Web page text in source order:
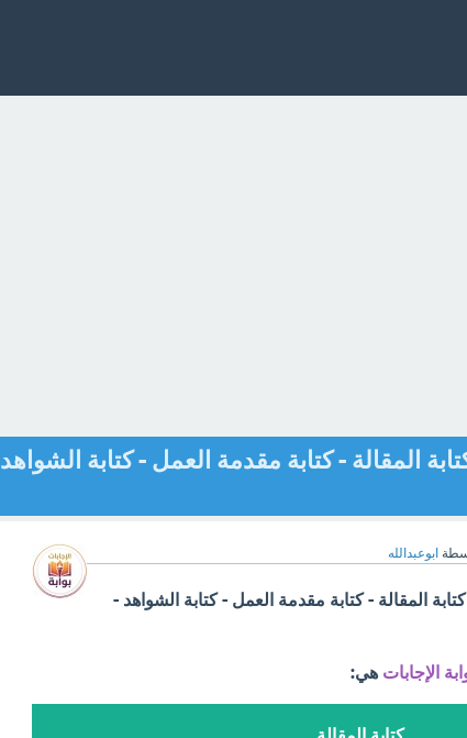
المقالة - كتابة مقدمة العمل - كتابة الشواهد
ابوعبدالله
المقالة - كتابة مقدمة العمل - كتابة الشواهد -
الإجابات هي: